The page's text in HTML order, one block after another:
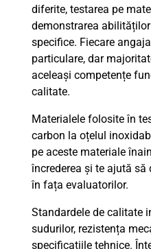
diferite, testarea pe
demonstrarea
specifice. Fiecare
particulare, dar
aceleași competențe
calitate.
Materialele folosite în
carbon la oțelul
pe aceste materiale
încrederea și te ajută
în fața evaluatorilor.
Standardele de calitate
sudurilor, rezistența
specificațiile tehnice.